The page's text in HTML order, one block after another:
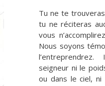
Tu ne te
tu ne réciteras
vous
Nous soyons
seigneur ni le
ou dans le ciel,